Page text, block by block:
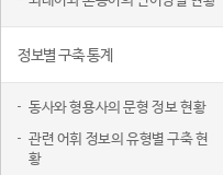
정보별 구축 통계
동사와 형용사의 문형 정보 현황
관련 어휘 정보의 유형별 구축 현
황